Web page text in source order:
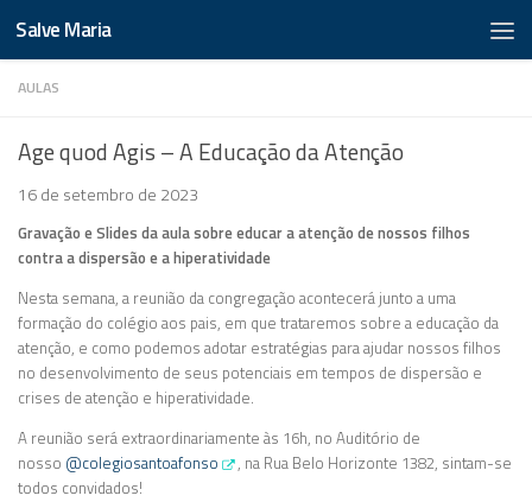
Salve Maria
AULAS
Age quod Agis – A Educação da Atenção
16 de setembro de 2023
Gravação e Slides da aula sobre educar a atenção de nossos filhos
contra a dispersão e a hiperatividade
Nesta semana, a reunião da congregação acontecerá junto a uma
formação do colégio aos pais, em que trataremos sobre a educação da
atenção, e como podemos adotar estratégias para ajudar nossos filhos
no desenvolvimento de seus potenciais em tempos de dispersão e
crises de atenção e hiperatividade.
A reunião será extraordinariamente às 16h, no Auditório de
nosso @colegiosantoafonso
, na Rua Belo Horizonte 1382, sintam-se
todos convidados!